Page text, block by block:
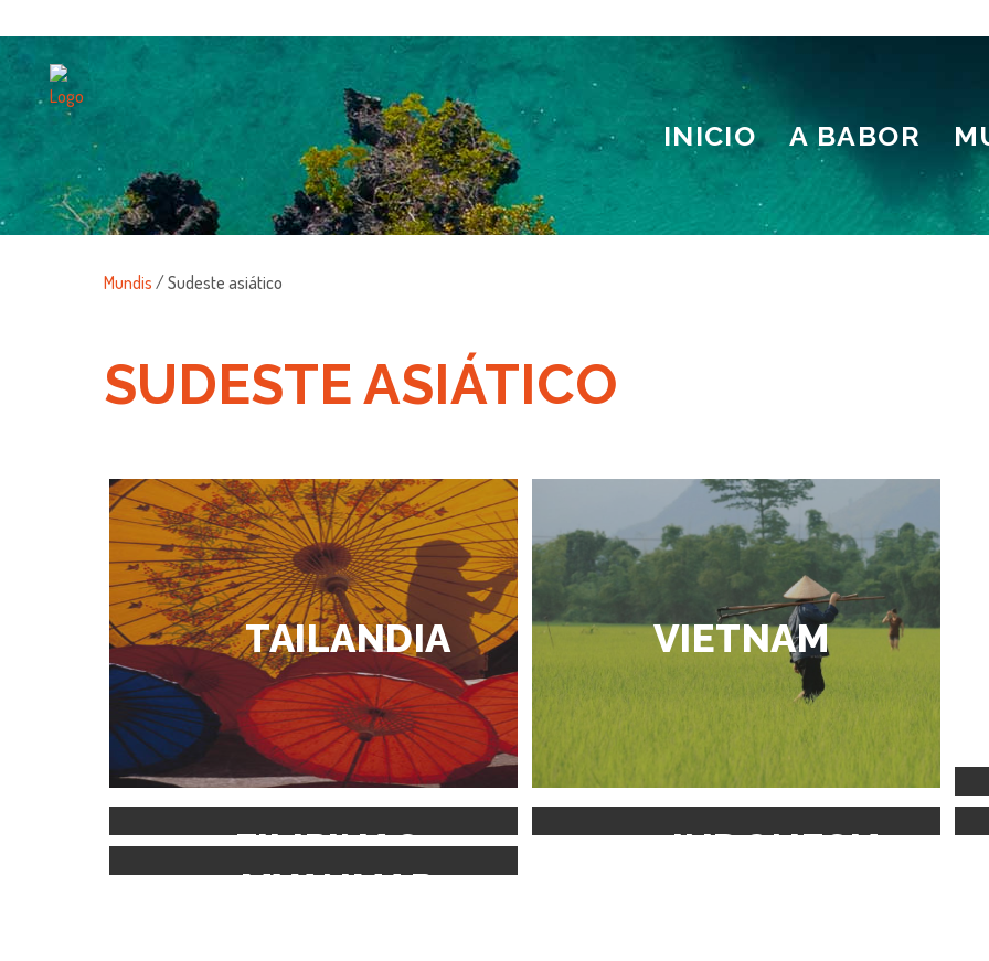
INICIO A BABOR
Mundis / Sudeste asiático
SUDESTE ASIÁTICO
TAILANDIA VIETNAM
FILIPINAS
INDONESIA
MYANMAR